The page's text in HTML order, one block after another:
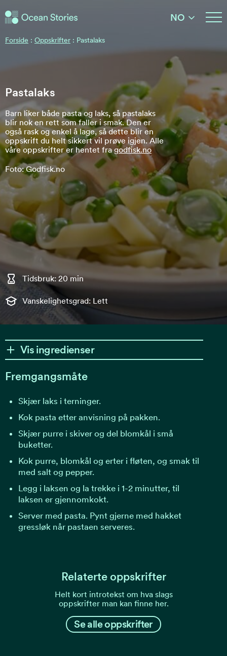
Ocean Stories
NO
Forside : Oppskrifter : Pastalaks
Pastalaks
Barn liker både pasta og laks, så pastalaks
blir nok en rett som faller i smak. Den er
også rask og enkel å lage, så dette blir en
oppskrift du helt sikkert vil prøve igjen. Alle
våre oppskrifter er hentet fragodfisk.no
Foto: Godfisk.no
Tidsbruk: 20 min
Vanskelighetsgrad: Lett
Vis ingredienser
Fremgangsmåte
Skjær laks i terninger.
Kok pasta etter anvisning på pakken.
Skjær purre i skiver og del blomkål i små
buketter.
Kok purre, blomkål og erter i fløten, og smak til
med salt og pepper.
Legg i laksen og la trekke i 1-2 minutter, til
laksen er gjennomkokt.
Server med pasta. Pynt gjerne med hakket
gressløk når pastaen serveres.
Relaterte oppskrifter
Helt kort introtekst om hva slags
oppskrifter man kan finne her.
Se alle oppskrifter